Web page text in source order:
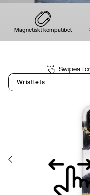
Magnetiskt kompatibel
Swipea
Wristlets